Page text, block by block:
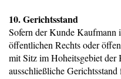
10. Gerichtsstand
Sofern der Kunde Kaufmann
öffentlichen Rechts oder
mit Sitz im Hoheitsgebiet der
ausschließliche